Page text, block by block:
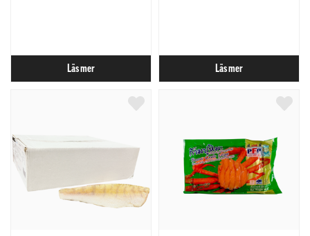
Läs mer Läs mer